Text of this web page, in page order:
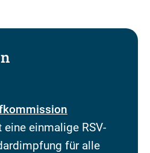
einmalige RSV-
für alle